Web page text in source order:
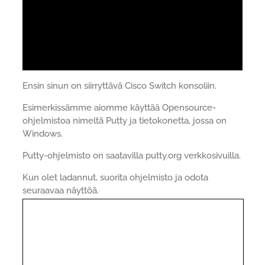
Ensin sinun on siirryttävä Cisco Switch konsoliin.
Esimerkissämme aiomme käyttää Opensource-
ohjelmistoa nimeltä Putty ja tietokonetta, jossa on
Windows.
Putty-ohjelmisto on saatavilla putty.org verkkosivuilla.
Kun olet ladannut, suorita ohjelmisto ja odota
seuraavaa näyttöä.